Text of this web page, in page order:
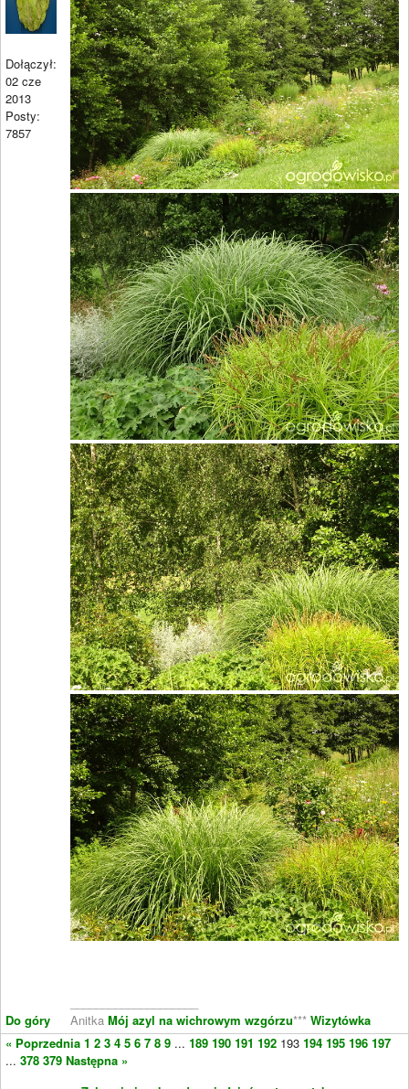
Dołączył:
02 cze
2013
Posty:
7857
Do góry
Anitka Mój azyl na wichrowym wzgórzu*** Wizytówka
« Poprzednia 1 2 3 4 5 6 7 8 9 ... 189 190 191 192 193 194 195 196 197
... 378 379 Następna »